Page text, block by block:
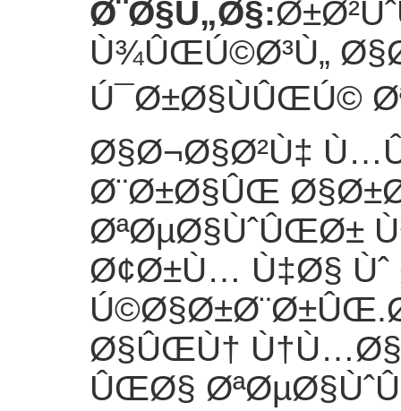
Ø¨Ø§Ù„Ø§:
Ù¾ÛŒÚ©Ø³Ù„
Ú¯Ø±Ø§ÙÛŒÚ©
Ø§Ø¬Ø§Ø²Ù‡
Ø¨Ø±Ø§ÛŒ
ØªØµØ§ÙˆÛŒØ±
Ø¢Ø±Ù… Ù‡Ø§ Ùˆ
Ø§ÛŒÙ†
ÛŒØ§